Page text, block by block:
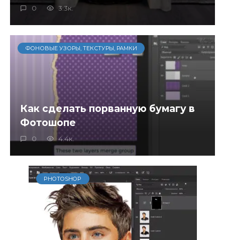
0 3.3к.
ФОНОВЫЕ УЗОРЫ, ТЕКСТУРЫ, РАМКИ
Как сделать порванную бумагу в
Фотошопе
0 4.4к.
PHOTOSHOP